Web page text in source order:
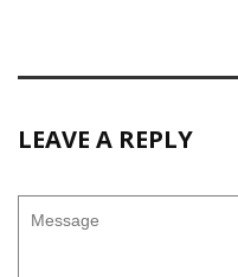
LEAVE A REPLY